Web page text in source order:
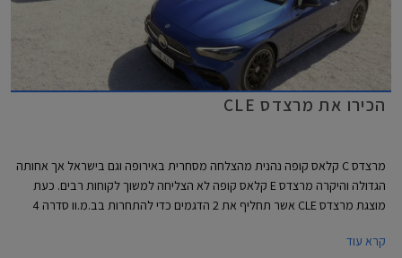
הכירו את מרצדס CLE
מרצדס C קלאס קופה נהנית מהצלחה מסחרית באירופה וגם בישראל אך אחותה
הגדולה והיקרה מרצדס E קלאס קופה לא הצליחה למשוך לקוחות רבים. כעת
מוצגת מרצדס CLE אשר תחליף את 2 הדגמים כדי להתחרות בב.מ.וו סדרה 4
ברבעון הראשון של 2024.
קרא עוד